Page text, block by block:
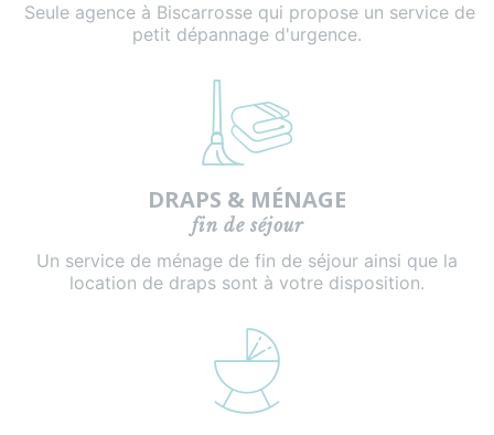
Seule agence à Biscarrosse qui propose un service de
petit dépannage d'urgence.
DRAPS & MÉNAGE
fin de séjour
Un service de ménage de fin de séjour ainsi que la
location de draps sont à votre disposition.